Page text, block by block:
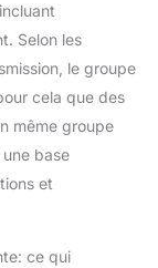
Selon les
le groupe
cela que des
même groupe
base
et
ce qui